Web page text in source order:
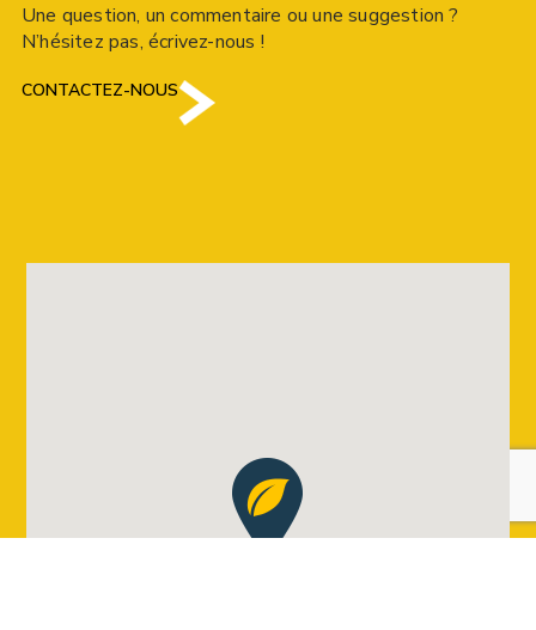
Une question, un commentaire ou une suggestion ?
N’hésitez pas, écrivez-nous !
CONTACTEZ-NOUS